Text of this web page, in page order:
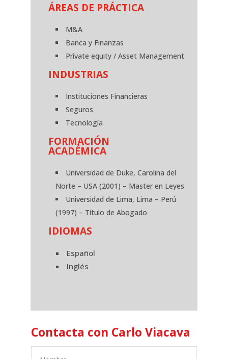
ÁREAS DE PRÁCTICA
M&A
Banca y Finanzas
Private equity / Asset Management
INDUSTRIAS
Instituciones Financieras
Seguros
Tecnología
FORMACIÓN
ACADÉMICA
Universidad de Duke, Carolina del
Norte – USA (2001) – Master en Leyes
Universidad de Lima, Lima – Perú
(1997) – Título de Abogado
IDIOMAS
Español
Inglés
Contacta con Carlo Viacava